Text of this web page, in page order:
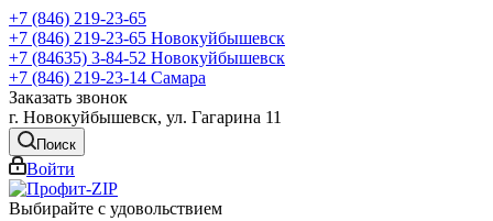
+7 (846) 219-23-65
+7 (846) 219-23-65 Новокуйбышевск
+7 (84635) 3-84-52 Новокуйбышевск
+7 (846) 219-23-14 Самара
Заказать звонок
г. Новокуйбышевск, ул. Гагарина 11
Поиск
Войти
Выбирайте с удовольствием